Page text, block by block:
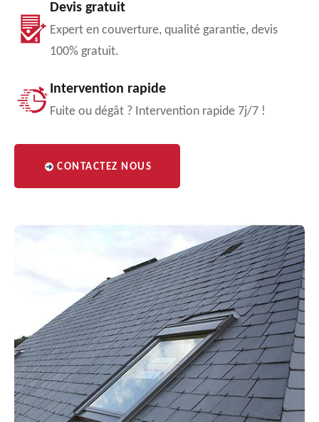
Devis gratuit
Expert en couverture, qualité garantie, devis
100% gratuit.
Intervention rapide
Fuite ou dégât ? Intervention rapide 7j/7 !
CONTACTEZ NOUS